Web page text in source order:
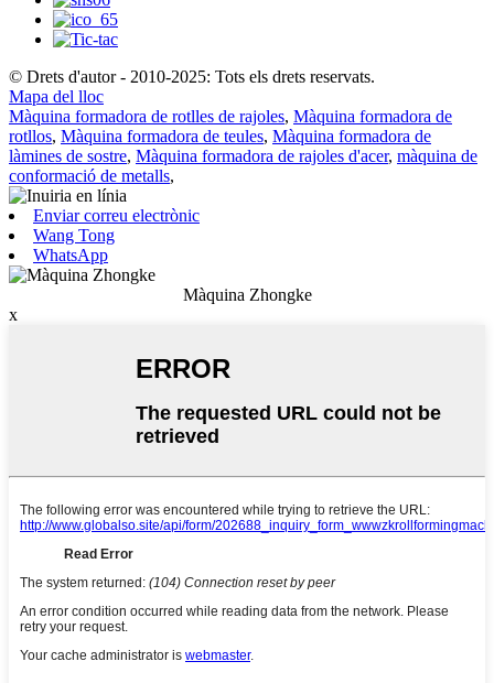
© Drets d'autor - 2010-2025: Tots els drets reservats.
Mapa del lloc
Màquina formadora de rotlles de rajoles, Màquina formadora de
rotllos, Màquina formadora de teules, Màquina formadora de
làmines de sostre, Màquina formadora de rajoles d'acer, màquina de
conformació de metalls,
Enviar correu electrònic
Wang Tong
WhatsApp
Màquina Zhongke
x